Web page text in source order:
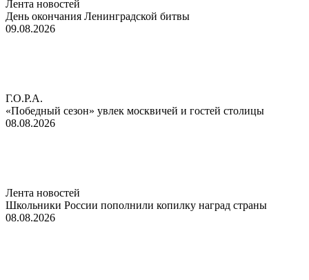
Лента новостей
День окончания Ленинградской битвы
09.08.2026
Г.О.Р.А.
«Победный сезон» увлек москвичей и гостей столицы
08.08.2026
Лента новостей
Школьники России пополнили копилку наград страны
08.08.2026